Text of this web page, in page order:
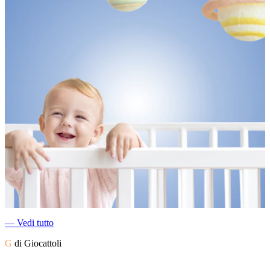
― Vedi tutto
G di Giocattoli